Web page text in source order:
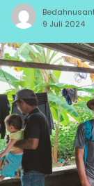
9 Juli 2024